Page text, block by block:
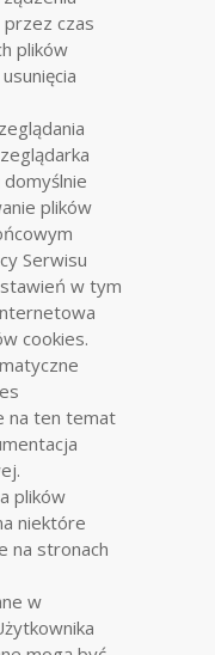
czas
plików
plików
Serwisu
w tym
cookies.
na ten temat
plików
niektóre
na stronach
w